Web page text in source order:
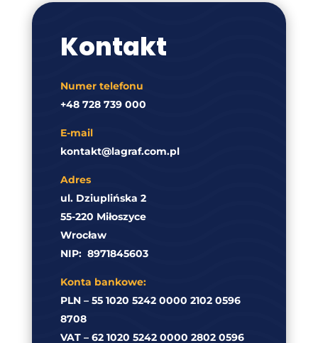
Kontakt
Numer telefonu
+48 728 739 000
E-mail
kontakt@lagraf.com.pl
Adres
ul. Dziuplińska 2
55-220 Miłoszyce
Wrocław
NIP: 8971845603
Konta bankowe:
PLN – 55 1020 5242 0000 2102 0596
8708
VAT – 62 1020 5242 0000 2802 0596